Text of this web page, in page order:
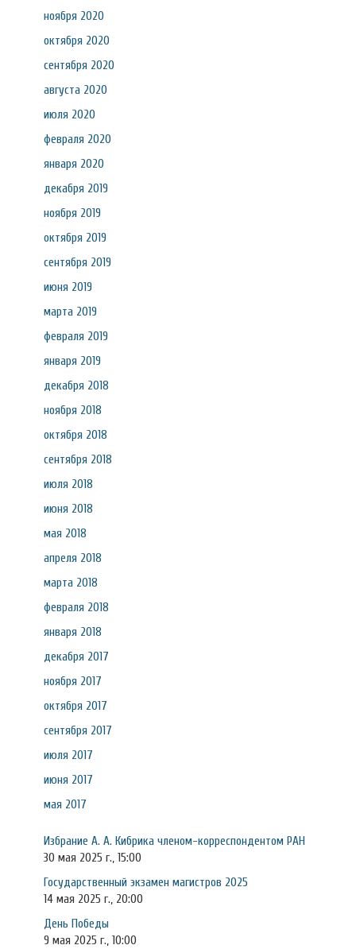
ноября 2020
октября 2020
сентября 2020
августа 2020
июля 2020
февраля 2020
января 2020
декабря 2019
ноября 2019
октября 2019
сентября 2019
июня 2019
марта 2019
февраля 2019
января 2019
декабря 2018
ноября 2018
октября 2018
сентября 2018
июля 2018
июня 2018
мая 2018
апреля 2018
марта 2018
февраля 2018
января 2018
декабря 2017
ноября 2017
октября 2017
сентября 2017
июля 2017
июня 2017
мая 2017
Избрание А. А. Кибрика членом-корреспондентом РАН
30 мая 2025 г., 15:00
Государственный экзамен магистров 2025
14 мая 2025 г., 20:00
День Победы
9 мая 2025 г., 10:00